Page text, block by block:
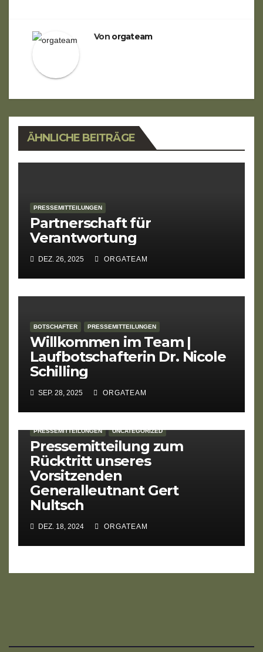
Von orgateam
ÄHNLICHE BEITRÄGE
PRESSEMITTEILUNGEN
Partnerschaft für
Verantwortung
DEZ. 26, 2025 ORGATEAM
BOTSCHAFTER PRESSEMITTEILUNGEN
Willkommen im Team |
Laufbotschafterin Dr. Nicole
Schilling
SEP. 28, 2025 ORGATEAM
PRESSEMITTEILUNGEN UNCATEGORIZED
Pressemitteilung zum
Rücktritt unseres
Vorsitzenden
Generalleutnant Gert
Nultsch
DEZ. 18, 2024 ORGATEAM